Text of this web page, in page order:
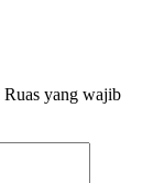
Ruas yang wajib